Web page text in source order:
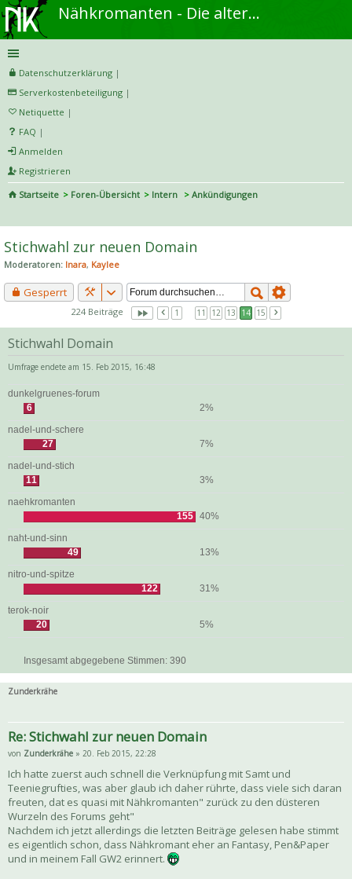
Nähkromanten - Die alternative Näh- und DIY-Community
Datenschutzerklärung |
Serverkostenbeteiligung |
Netiquette |
FAQ |
Anmelden
Registrieren
Startseite
Foren-Übersicht Intern
Ankündigungen
he
Stichwahl zur neuen Domain
Moderatoren: Inara, Kaylee
Gesperrt
224 Beiträge 1 11 12 13 14 15
Stichwahl Domain
Umfrage endete am 15. Feb 2015, 16:48
dunkelgruenes-forum
6
2%
nadel-und-schere
27
7%
nadel-und-stich
11
3%
naehkromanten
155 40%
naht-und-sinn
49
13%
nitro-und-spitze
122
31%
terok-noir
20
5%
Insgesamt abgegebene Stimmen: 390
Zunderkrähe
Re: Stichwahl zur neuen Domain
von Zunderkrähe » 20. Feb 2015, 22:28
Ich hatte zuerst auch schnell die Verknüpfung mit Samt und
Teeniegrufties, was aber glaub ich daher rührte, dass viele sich daran
freuten, dat es quasi mit Nähkromanten" zurück zu den düsteren
Wurzeln des Forums geht"
Nachdem ich jetzt allerdings die letzten Beiträge gelesen habe stimmt
es eigentlich schon, dass Nähkromant eher an Fantasy, Pen&Paper
und in meinem Fall GW2 erinnert.